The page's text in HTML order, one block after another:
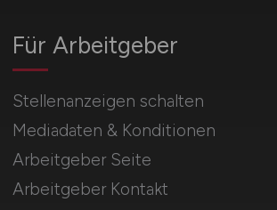
Für Arbeitgeber
Stellenanzeigen schalten
Mediadaten & Konditionen
Arbeitgeber Seite
Arbeitgeber Kontakt